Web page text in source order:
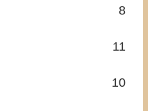
8
11
10